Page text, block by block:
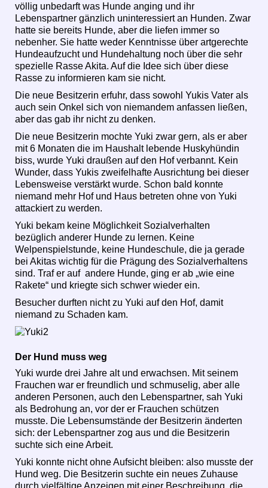
völlig unbedarft was Hunde anging und ihr
Lebenspartner gänzlich uninteressiert an Hunden. Zwar
hatte sie bereits Hunde, aber die liefen immer so
nebenher. Sie hatte weder Kenntnisse über artgerechte
Hundeaufzucht und Hundehaltung noch über die sehr
spezielle Rasse Akita. Auf die Idee sich über diese
Rasse zu informieren kam sie nicht.
Die neue Besitzerin erfuhr, dass sowohl Yukis Vater als
auch sein Onkel sich von niemandem anfassen ließen,
aber das gab ihr nicht zu denken.
Die neue Besitzerin mochte Yuki zwar gern, als er aber
mit 6 Monaten die im Haushalt lebende Huskyhündin
biss, wurde Yuki draußen auf den Hof verbannt. Kein
Wunder, dass Yukis zweifelhafte Ausrichtung bei dieser
Lebensweise verstärkt wurde. Schon bald konnte
niemand mehr Hof und Haus betreten ohne von Yuki
attackiert zu werden.
Yuki bekam keine Möglichkeit Sozialverhalten
bezüglich anderer Hunde zu lernen. Keine
Welpenspielstunde, keine Hundeschule, die ja gerade
bei Akitas wichtig für die Prägung des Sozialverhaltens
sind. Traf er auf andere Hunde, ging er ab „wie eine
Rakete“ und kriegte sich schwer wieder ein.
Besucher durften nicht zu Yuki auf den Hof, damit
niemand zu Schaden kam.
Der Hund muss weg
Yuki wurde drei Jahre alt und erwachsen. Mit seinem
Frauchen war er freundlich und schmuselig, aber alle
anderen Personen, auch den Lebenspartner, sah Yuki
als Bedrohung an, vor der er Frauchen schützen
musste. Die Lebensumstände der Besitzerin änderten
sich: der Lebenspartner zog aus und die Besitzerin
suchte sich eine Arbeit.
Yuki konnte nicht ohne Aufsicht bleiben: also musste der
Hund weg. Die Besitzerin suchte ein neues Zuhause
durch vielfältige Anzeigen mit einer Beschreibung, die